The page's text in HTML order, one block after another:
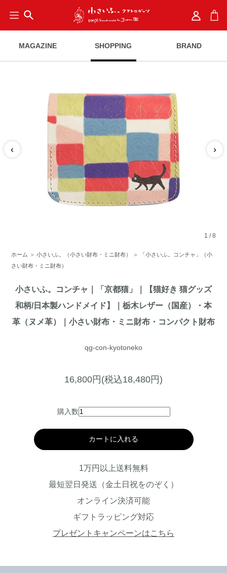
search
MAGAZINE SHOPPING BRAND
‹ ›
1 /8
ホーム ＞小さいふ。（小さい財布・ミニ財布） ＞
「小さいふ。コンチャ」（小
さい財布・ミニ財布）
小さいふ。コンチャ｜「京都猫」｜【猫好き 猫グッズ
和柄/日本製ハンドメイド】｜栃木レザー（国産）・本
革（ヌメ革）｜小さい財布・ミニ財布・コンパクト財布
qg-con-kyotoneko
16,800円(税込18,480円)
購入数
カートに入れる
1万円以上送料無料
最短翌日発送（金土日祝をのぞく）
オンライン決済可能
ギフトラッピング対応
プレゼントキャンペーンはこちら